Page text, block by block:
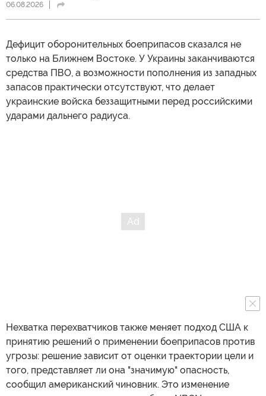
06.08.2026
Дефицит оборонительных боеприпасов сказался не
только на Ближнем Востоке. У Украины заканчиваются
средства ПВО, а возможности пополнения из западных
запасов практически отсутствуют, что делает
украинские войска беззащитными перед российскими
ударами дальнего радиуса.
Нехватка перехватчиков также меняет подход США к
принятию решений о применении боеприпасов против
угрозы: решение зависит от оценки траектории цели и
того, представляет ли она "значимую" опасность,
сообщил американский чиновник. Это изменение